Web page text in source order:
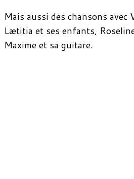
Mais aussi des chansons avec
Lætitia et ses enfants,
Maxime et sa guitare.